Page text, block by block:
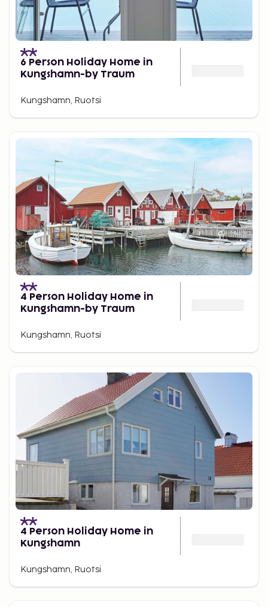
6 Person Holiday Home in
Kungshamn-by Traum
Kungshamn, Ruotsi
4 Person Holiday Home in
Kungshamn-by Traum
Kungshamn, Ruotsi
4 Person Holiday Home in
Kungshamn
Kungshamn, Ruotsi